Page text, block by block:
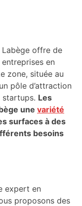
Labège offre de
en
zone, située au
pôle d’attraction
startups. Les
une variété
surfaces à des
besoins
expert en
proposons des